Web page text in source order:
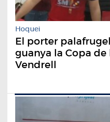
Hoquei
El porter
guanya la Copa
Vendrell